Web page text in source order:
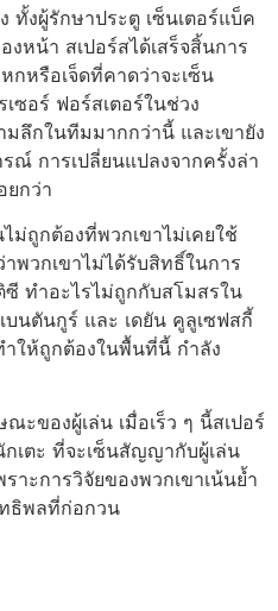
ทั้งผู้รักษาประตู เซ็นเตอร์แบ็ค
หน้า สเปอร์สได้เสร็จสิ้นการ
กหรือเจ็ดที่คาดว่าจะเซ็น
ซอร์ ฟอร์สเตอร์ในช่วง
ลึกในทีมมากกว่านี้ และเขายัง
ณ์ การเปลี่ยนแปลงจากครั้งล่า
ยกว่า
ม่ถูกต้องที่พวกเขาไม่เคยใช้
พวกเขาไม่ได้รับสิทธิ์ในการ
ทำอะไรไม่ถูกกับสโมสรใน
บนตันกูร์ และ เดยัน คูลูเซฟสกี้
ให้ถูกต้องในพื้นที่นี้ กำลัง
ะของผู้เล่น เมื่อเร็ว ๆ นี้สเปอร์
เตะ ที่จะเซ็นสัญญากับผู้เล่น
าะการวิจัยของพวกเขาเน้นย้ำ
ทธิพลที่ก่อกวน